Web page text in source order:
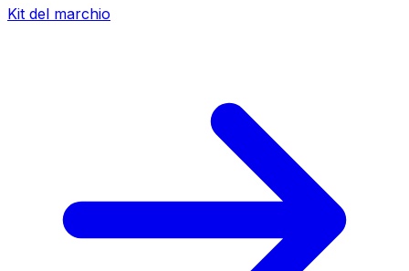
Kit del marchio